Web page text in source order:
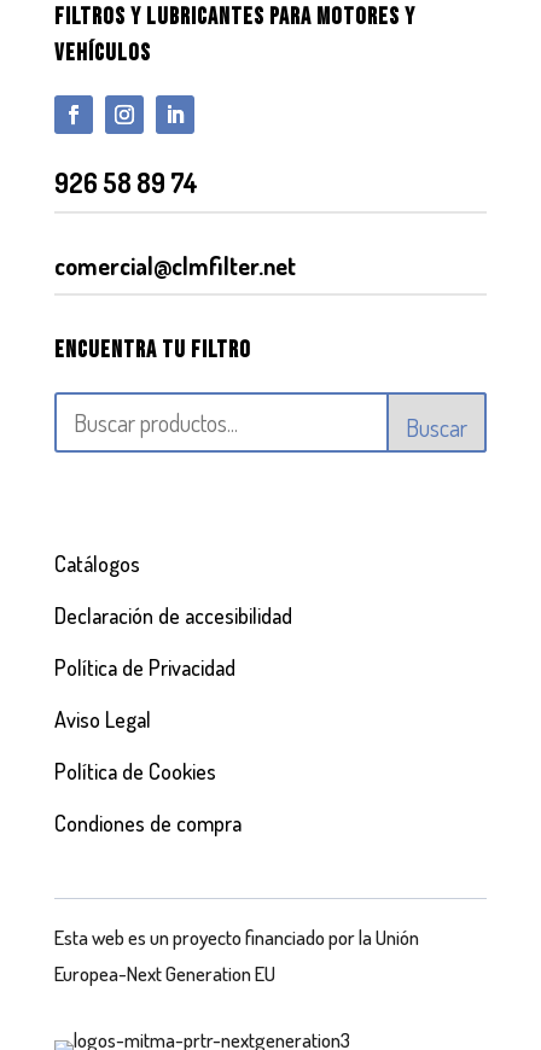
FILTROS Y LUBRICANTES PARA MOTORES Y
VEHÍCULOS
926 58 89 74
comercial@clmfilter.net
Encuentra tu filtro
Buscar
Catálogos
Declaración de accesibilidad
Política de Privacidad
Aviso Legal
Política de Cookies
Condiones de compra
Esta web es un proyecto financiado por la Unión
Europea-Next Generation EU